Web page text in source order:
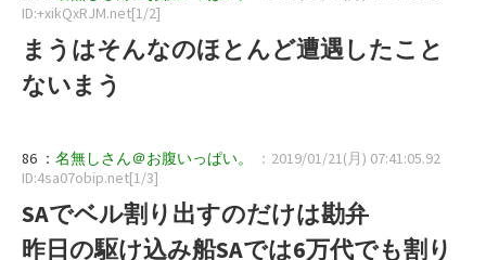
ID:+xikQxRJM.net[1/2]
まうはそんなのほとんど遭遇したこと
ないまう
86 ： 名無しさん＠お腹いっぱい。
：2019/01/21(月) 07:41:05.92
ID:4sa07obip.net[1/3]
SAでベル割り出すのだけは勘弁
昨日の駆け込み船SAでは6万代でも割り